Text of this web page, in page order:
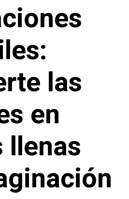
las
en
llenas